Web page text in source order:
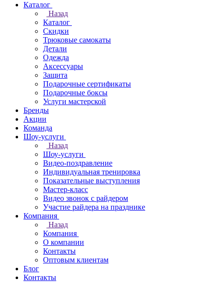
Каталог
Назад
Каталог
Скидки
Трюковые самокаты
Детали
Одежда
Аксессуары
Защита
Подарочные сертификаты
Подарочные боксы
Услуги мастерской
Бренды
Акции
Команда
Шоу-услуги
Назад
Шоу-услуги
Видео-поздравление
Индивидуальная тренировка
Показательные выступления
Мастер-класс
Видео звонок с райдером
Участие райдера на празднике
Компания
Назад
Компания
О компании
Контакты
Оптовым клиентам
Блог
Контакты